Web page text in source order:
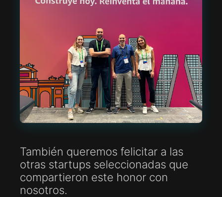
También queremos felicitar a las
otras startups seleccionadas que
compartieron este honor con
nosotros.